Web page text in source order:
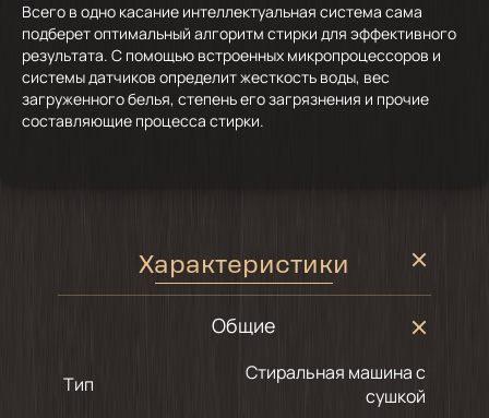
Всего в одно касание интеллектуальная система сама
подберет оптимальный алгоритм стирки для эффективного
результата. С помощью встроенных микропроцессоров и
системы датчиков определит жесткость воды, вес
загруженного белья, степень его загрязнения и прочие
составляющие процесса стирки.
Характеристики
Общие
Тип
Стиральная машина с
сушкой